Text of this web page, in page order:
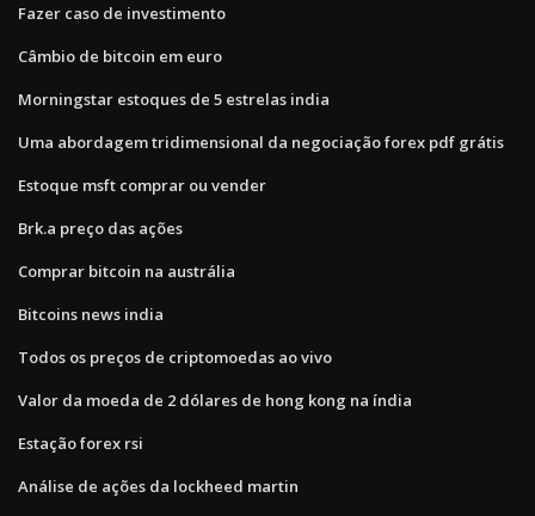
Fazer caso de investimento
Câmbio de bitcoin em euro
Morningstar estoques de 5 estrelas india
Uma abordagem tridimensional da negociação forex pdf grátis
Estoque msft comprar ou vender
Brk.a preço das ações
Comprar bitcoin na austrália
Bitcoins news india
Todos os preços de criptomoedas ao vivo
Valor da moeda de 2 dólares de hong kong na índia
Estação forex rsi
Análise de ações da lockheed martin